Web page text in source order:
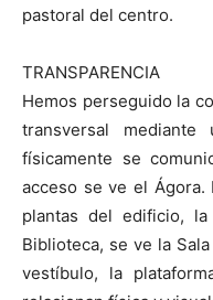
pastoral del centro.
TRANSPARENCIA
Hemos perseguido la
transversal
físicamente se
acceso se ve el
plantas del edificio,
Biblioteca, se ve la
vestíbulo, la